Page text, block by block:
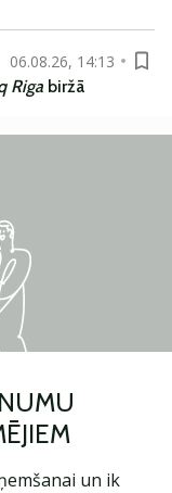
06.08.26, 14:13
Riga biržā
un ik